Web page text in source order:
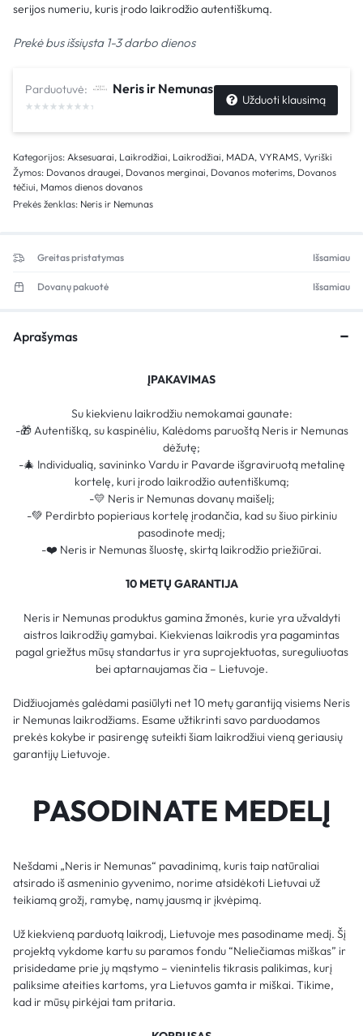
serijos numeriu, kuris įrodo laikrodžio autentiškumą.
Prekė bus išsiųsta 1-3 darbo dienos
Parduotuvė: Neris ir Nemunas
Užduoti klausimą
Kategorijos: Aksesuarai, Laikrodžiai, Laikrodžiai, MADA, VYRAMS, Vyriški
Žymos: Dovanos draugei, Dovanos merginai, Dovanos moterims, Dovanos
tėčiui, Mamos dienos dovanos
Prekės ženklas: Neris ir Nemunas
Greitas pristatymas Išsamiau
Dovanų pakuotė Išsamiau
Aprašymas
ĮPAKAVIMAS
Su kiekvienu laikrodžiu nemokamai gaunate:
-🎁 Autentišką, su kaspinėliu, Kalėdoms paruoštą Neris ir Nemunas
dėžutę;
-🎄 Individualią, savininko Vardu ir Pavarde išgraviruotą metalinę
kortelę, kuri įrodo laikrodžio autentiškumą;
-💛 Neris ir Nemunas dovanų maišelį;
-💚 Perdirbto popieriaus kortelę įrodančia, kad su šiuo pirkiniu
pasodinote medį;
-❤️ Neris ir Nemunas šluostę, skirtą laikrodžio priežiūrai.
10 METŲ GARANTIJA
Neris ir Nemunas produktus gamina žmonės, kurie yra užvaldyti
aistros laikrodžių gamybai. Kiekvienas laikrodis yra pagamintas
pagal griežtus mūsų standartus ir yra suprojektuotas, sureguliuotas
bei aptarnaujamas čia – Lietuvoje.
Didžiuojamės galėdami pasiūlyti net 10 metų garantiją visiems Neris
ir Nemunas laikrodžiams. Esame užtikrinti savo parduodamos
prekės kokybe ir pasirengę suteikti šiam laikrodžiui vieną geriausių
garantijų Lietuvoje.
PASODINATE MEDELĮ
Nešdami „Neris ir Nemunas“ pavadinimą, kuris taip natūraliai
atsirado iš asmeninio gyvenimo, norime atsidėkoti Lietuvai už
teikiamą grožį, ramybę, namų jausmą ir įkvėpimą.
Už kiekvieną parduotą laikrodį, Lietuvoje mes pasodiname medį. Šį
projektą vykdome kartu su paramos fondu “Neliečiamas miškas” ir
prisidedame prie jų mąstymo – vienintelis tikrasis palikimas, kurį
paliksime ateities kartoms, yra Lietuvos gamta ir miškai. Tikime,
kad ir mūsų pirkėjai tam pritaria.